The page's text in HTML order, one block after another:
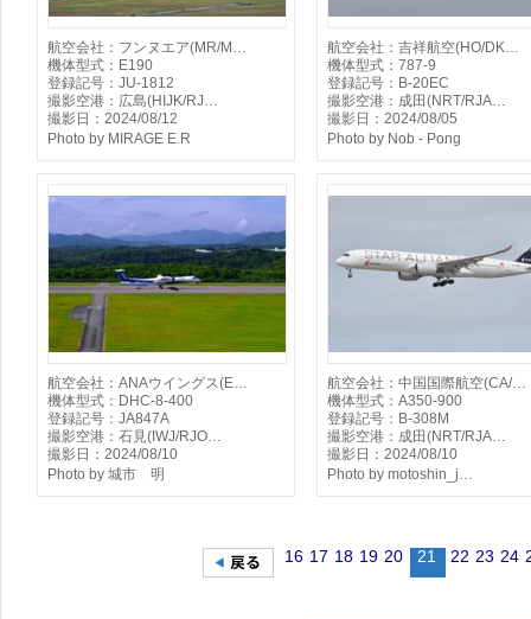
航空会社：フンヌエア(MR/M…
機体型式：E190
登録記号：JU-1812
撮影空港：広島(HIJK/RJ…
撮影日：2024/08/12
Photo by MIRAGE E.R
航空会社：吉祥航空(HO/DK…
機体型式：787-9
登録記号：B-20EC
撮影空港：成田(NRT/RJA…
撮影日：2024/08/05
Photo by Nob - Pong
航空会社：ANAウイングス(E…
機体型式：DHC-8-400
登録記号：JA847A
撮影空港：石見(IWJ/RJO…
撮影日：2024/08/10
Photo by 城市 明
航空会社：中国国際航空(CA/…
機体型式：A350-900
登録記号：B-308M
撮影空港：成田(NRT/RJA…
撮影日：2024/08/10
Photo by motoshin_j…
16 17 18 19 20 21 22 23 24